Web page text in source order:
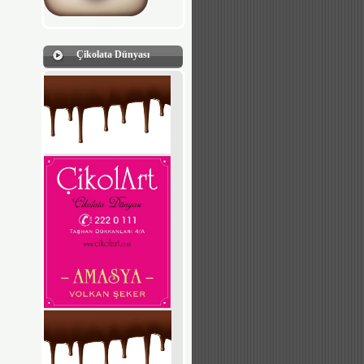
Çikolata Dünyası